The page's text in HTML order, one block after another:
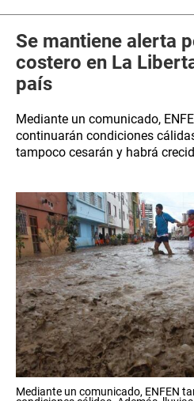
Se mantiene alerta
costero en La
país
Mediante un comunicado,
continuarán condiciones
tampoco cesarán y habrá
Mediante un comunicado, ENFEN